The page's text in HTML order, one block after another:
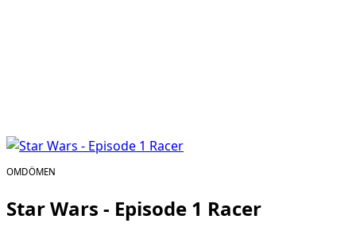
OMDÖMEN
Star Wars - Episode 1 Racer